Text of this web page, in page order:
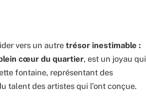
vers un autre trésor inestimable :
cœur du quartier, est un joyau qui
fontaine, représentant des
talent des artistes qui l’ont conçue.